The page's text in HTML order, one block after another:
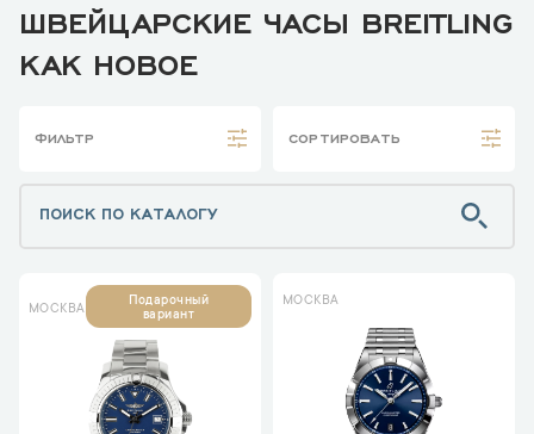
ШВЕЙЦАРСКИЕ ЧАСЫ BREITLING
КАК НОВОЕ
ФИЛЬТР СОРТИРОВАТЬ
МОСКВА
Подарочный
вариант
МОСКВА